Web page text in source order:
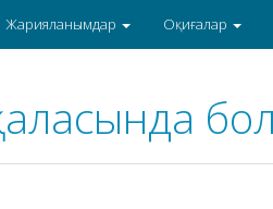
Жарияланымдар Оқиғалар